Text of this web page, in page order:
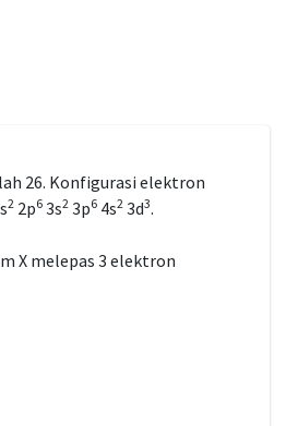
26. Konfigurasi elektron
22p63s23p64s23d3.
X melepas 3 elektron